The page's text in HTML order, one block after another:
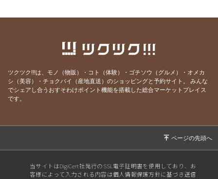
31日開催します‼︎
す！
ー？
2020/10/2611月のベビーマッサージ体験レッスンのお知ら
2020/10/12スポーツの秋？学びの秋？
2020/09/24急に秋めいてきましたね。
ツクツク!!!は、モノ（物販）・コト（体験）・ゴチソウ（グルメ）・オメカ
シ（美容）・チョクバイ（産地直送）のショッピングと予約サイト。
みんな
でシェアし合うおすそわけポイント機能を搭載した総合マーケットプレイス
です。
当サイトはDigiCert社発行のSSL電子証明書を使用しており、お
客様によって入力される内容は個人情報保護方針に基づき送信